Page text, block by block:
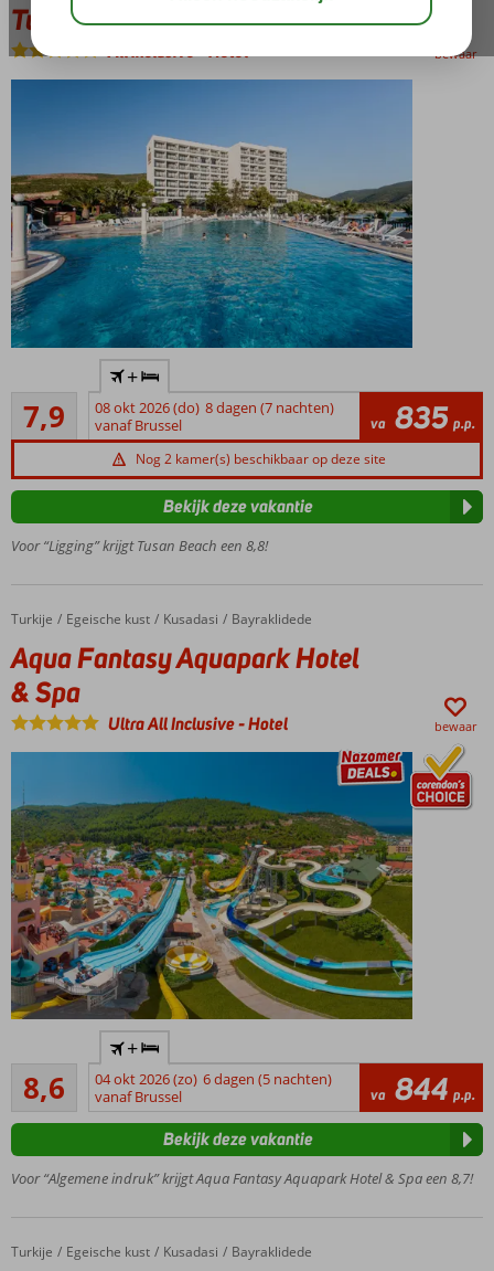
Tusan Beach
All Inclusive-Hotel bewaar
gelegen met
panoramisch
uitzicht
km van
Kusadasi
Volop sport en
ontspanningsmogelijkheden
7,9
9
beoordelingen
+
08 okt 2026 (do) 8 dagen (7 nachten)
vanaf Brussel
va 835 p.p.
Nog 2 kamer(s) beschikbaar op deze site
Voor “Ligging” krijgt Tusan Beach een 8,8!
Bekijk deze vakantie
Home
Turkije Egeische kust Kusadasi Bayraklidede
Aqua Fantasy Aquapark Hotel & Spa
Aqua Fantasy Aquapark Hotel
& Spa
Ultra All Inclusive-Hotel bewaar
Langgerekt
privéstrand
met pier
Zeer ruime
familiekamers
Spa- en feelgood
Gratis
toegang
8,6
Aanrader
50
beoordelingen
+
04 okt 2026 (zo) 6 dagen (5 nachten)
vanaf Brussel
va 844 p.p.
Voor “Algemene indruk” krijgt Aqua Fantasy Aquapark Hotel & Spa een 8,7!
Bekijk deze vakantie
Home
Turkije Egeische kust Kusadasi Bayraklidede
Pine Bay Holiday Resort